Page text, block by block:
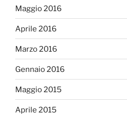
Maggio 2016
Aprile 2016
Marzo 2016
Gennaio 2016
Maggio 2015
Aprile 2015